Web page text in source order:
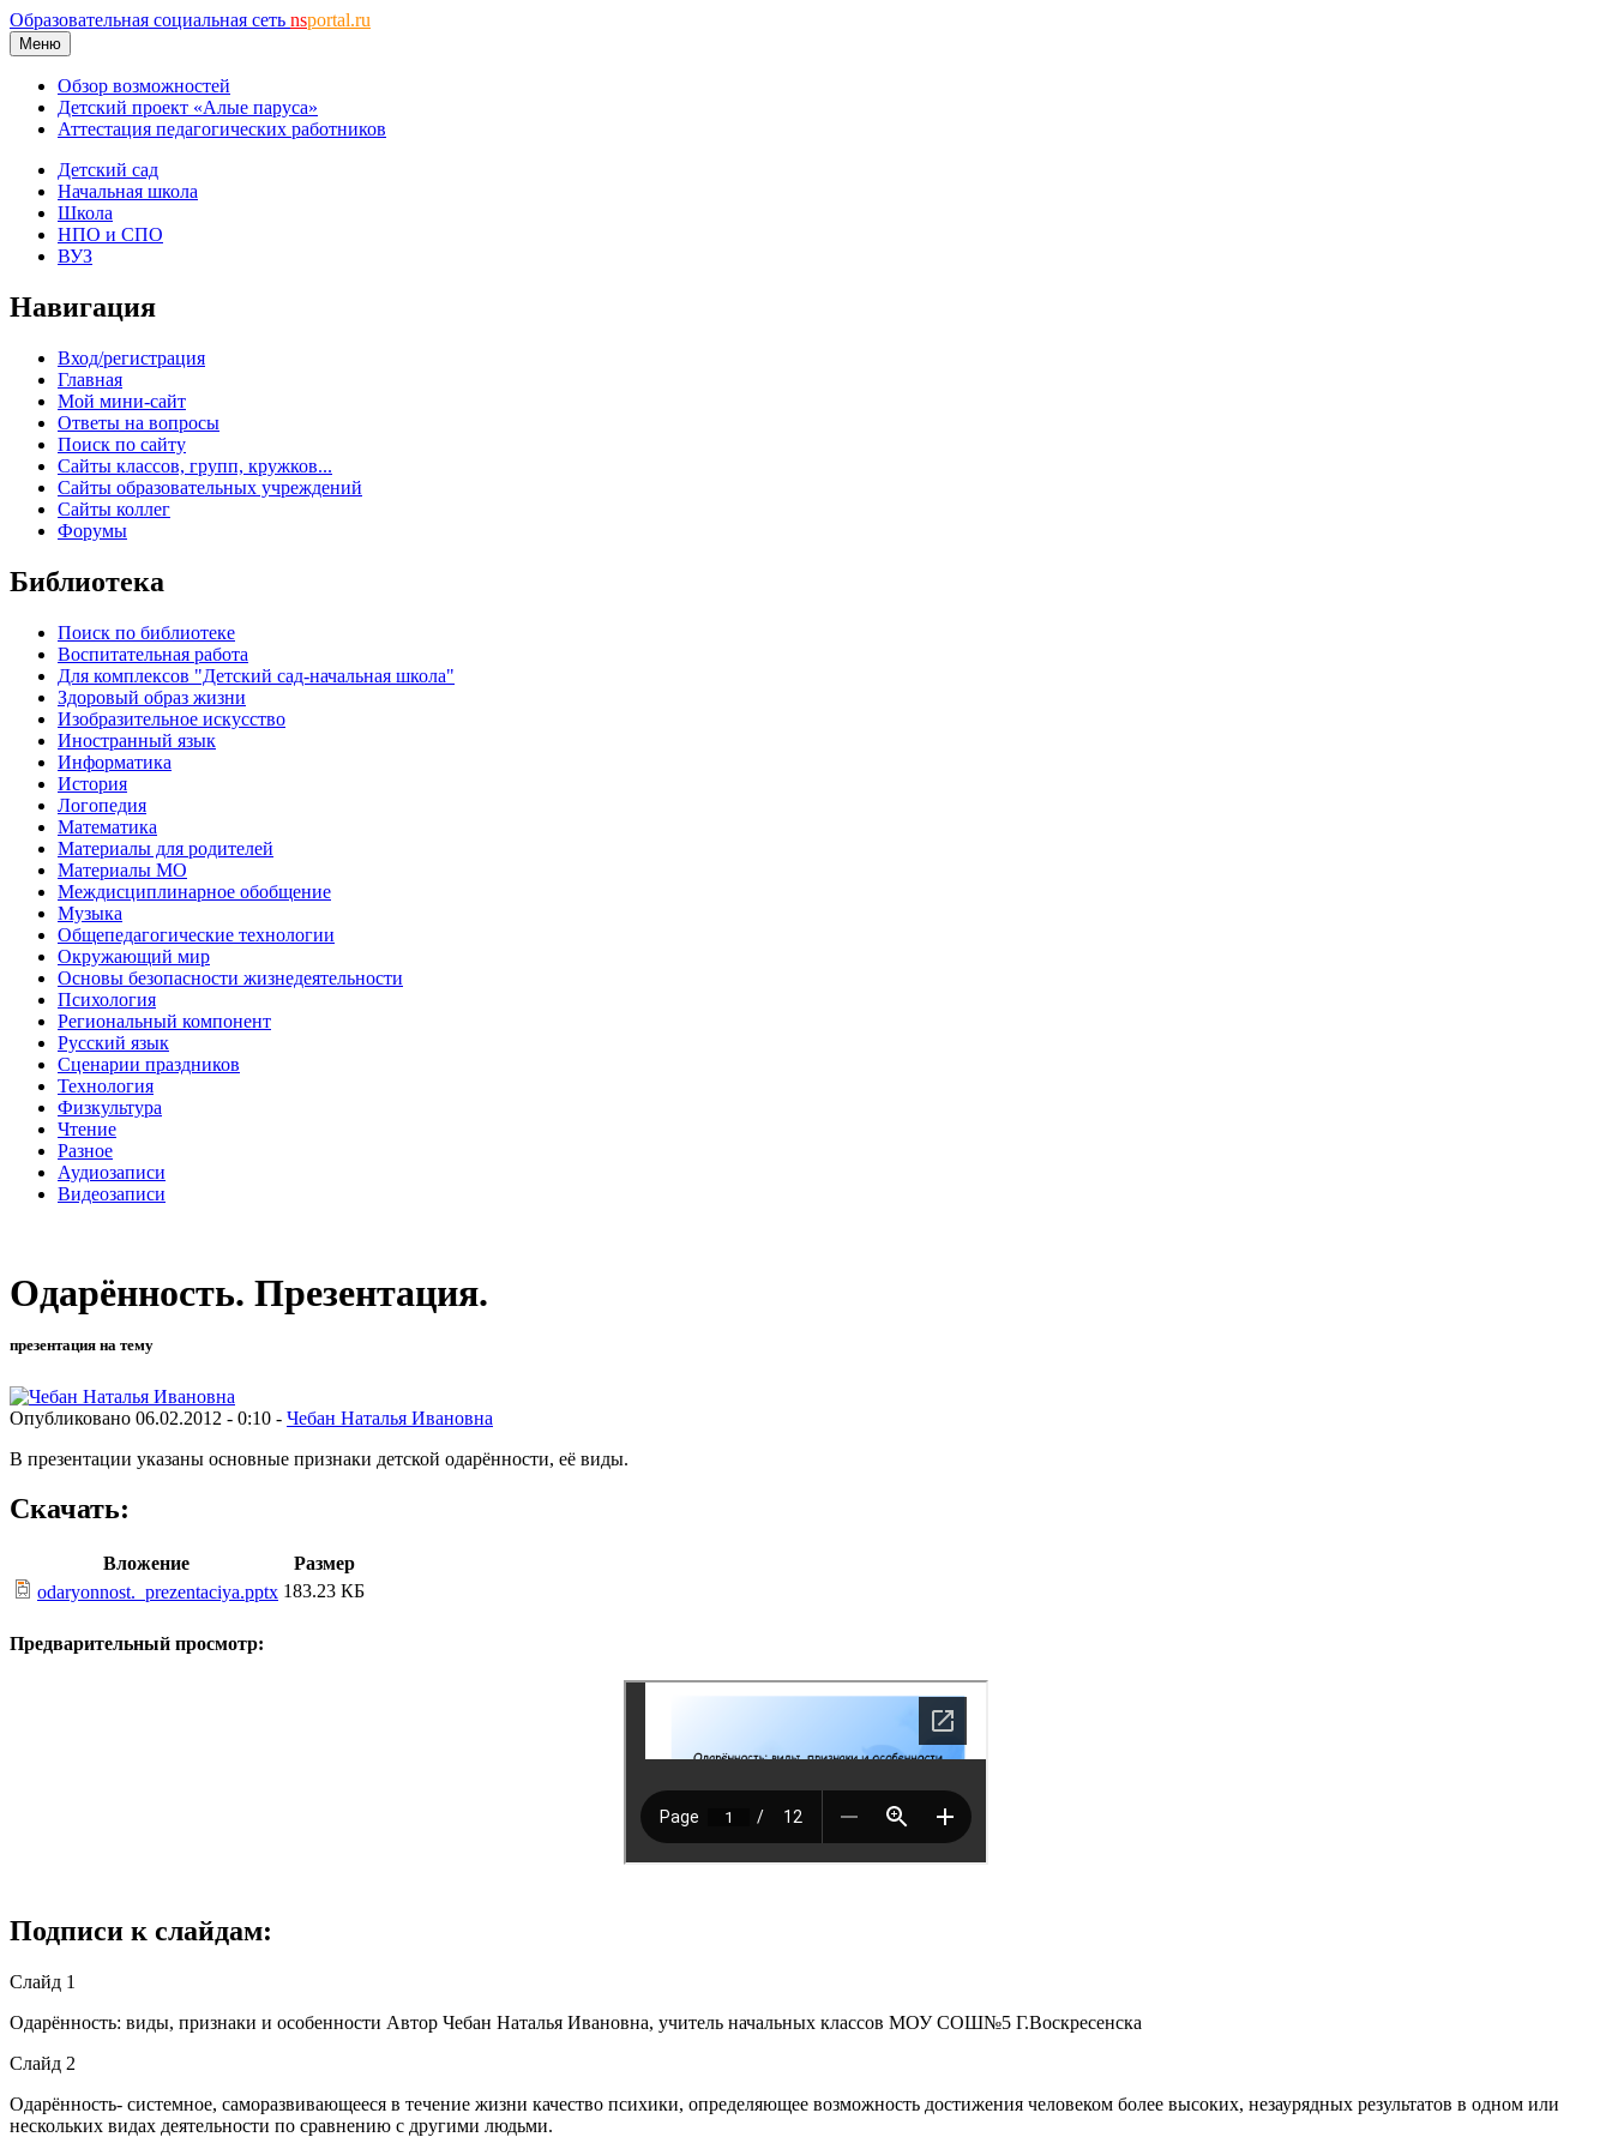
Образовательная социальная сеть nsportal.ru
Меню
Обзор возможностей
Детский проект «Алые паруса»
Аттестация педагогических работников
Детский сад
Начальная школа
Школа
НПО и СПО
ВУЗ
Навигация
Вход/регистрация
Главная
Мой мини-сайт
Ответы на вопросы
Поиск по сайту
Сайты классов, групп, кружков...
Сайты образовательных учреждений
Сайты коллег
Форумы
Библиотека
Поиск по библиотеке
Воспитательная работа
Для комплексов "Детский сад-начальная школа"
Здоровый образ жизни
Изобразительное искусство
Иностранный язык
Информатика
История
Логопедия
Математика
Материалы для родителей
Материалы МО
Междисциплинарное обобщение
Музыка
Общепедагогические технологии
Окружающий мир
Основы безопасности жизнедеятельности
Психология
Региональный компонент
Русский язык
Сценарии праздников
Технология
Физкультура
Чтение
Разное
Аудиозаписи
Видеозаписи
Одарённость. Презентация.
презентация на тему
Опубликовано 06.02.2012 - 0:10 - Чебан Наталья Ивановна
В презентации указаны основные признаки детской одарённости, её виды.
Скачать:
Вложение
Размер
odaryonnost._prezentaciya.pptx 183.23 КБ
Предварительный просмотр:
Подписи к слайдам:
Слайд 1
Одарённость: виды, признаки и особенности Автор Чебан Наталья Ивановна, учитель начальных классов МОУ СОШ№5 Г.Воскресенска
Слайд 2
Одарённость- системное, саморазвивающееся в течение жизни качество психики, определяющее возможность достижения человеком более высоких, незаурядных результатов в одном или
нескольких видах деятельности по сравнению с другими людьми.